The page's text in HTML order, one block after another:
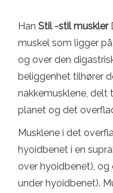
Han Stil -stil muskler
muskel som ligger
og over den
beliggenhet tilhører
nakkemusklene, delt
planet og det
Musklene i det
hyoidbenet i en
over hyoidbenet), og
under hyoidbenet).